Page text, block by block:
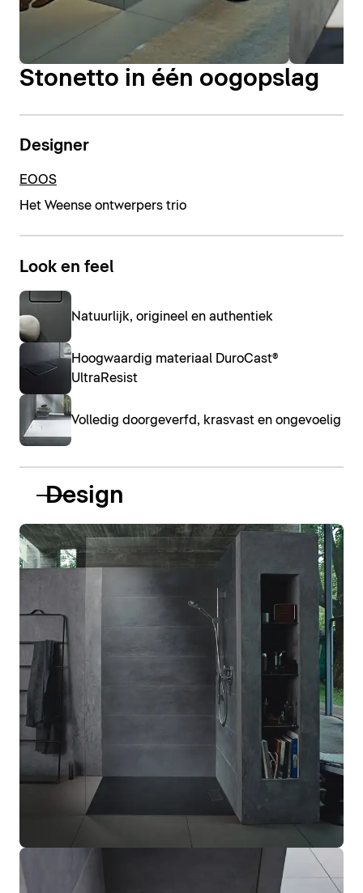
Stonetto in één oogopslag
Designer
EOOS
Het Weense ontwerpers trio
Look en feel
Natuurlijk, origineel en authentiek
Hoogwaardig materiaal DuroCast®
UltraResist
Volledig doorgeverfd, krasvast en ongevoelig
Design